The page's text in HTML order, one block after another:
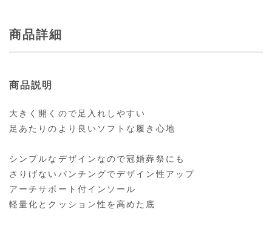
商品詳細
商品説明
大きく開くので足入れしやすい
足あたりのより良いソフトな履き心地
シンプルなデザインなので冠婚葬祭にも
さりげないパンチングでデザイン性アップ
アーチサポート付インソール
軽量化とクッション性を高めた底